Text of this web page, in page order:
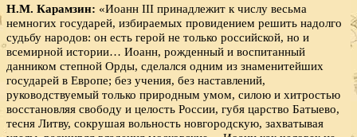
Н.М. Карамзин: «Иоанн III принадлежит к числу весьма
немногих государей, избираемых провидением решить надолго
судьбу народов: он есть герой не только российской, но и
всемирной истории… Иоанн, рожденный и воспитанный
данником степной Орды, сделался одним из знаменитейших
государей в Европе; без учения, без наставлений,
руководствуемый только природным умом, силою и хитростью
восстановляя свободу и целость России, губя царство Батыево,
тесня Литву, сокрушая вольность новгородскую, захватывая